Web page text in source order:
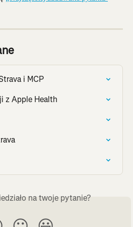
i MCP
z Apple Health
na twoje pytanie?